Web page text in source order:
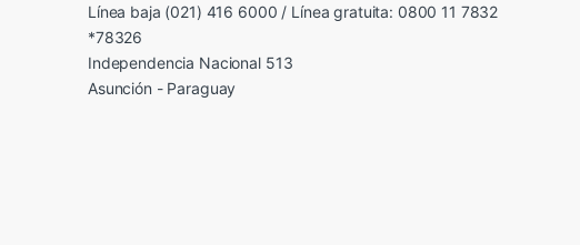
Línea baja (021) 416 6000 / Línea gratuita: 0800 11 7832
*78326
Independencia Nacional 513
Asunción - Paraguay